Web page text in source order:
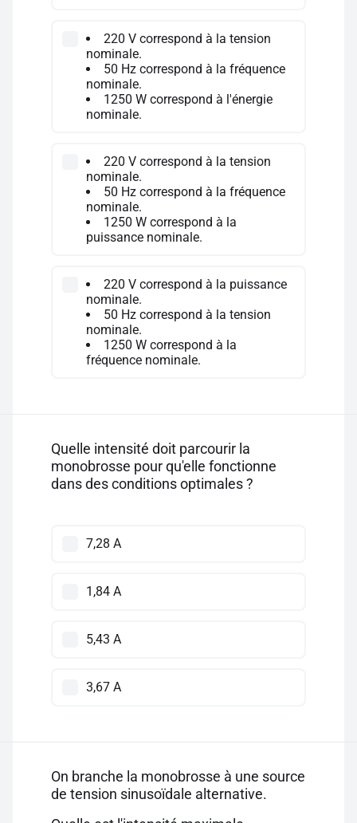
220 V correspond à la tension
nominale.
50 Hz correspond à la fréquence
nominale.
1250 W correspond à l'énergie
nominale.
220 V correspond à la tension
nominale.
50 Hz correspond à la fréquence
nominale.
1250 W correspond à la
puissance nominale.
220 V correspond à la puissance
nominale.
50 Hz correspond à la tension
nominale.
1250 W correspond à la
fréquence nominale.
Quelle intensité doit parcourir la
monobrosse pour qu'elle fonctionne
dans des conditions optimales ?
7,28 A
1,84 A
5,43 A
3,67 A
On branche la monobrosse à une source
de tension sinusoïdale alternative.